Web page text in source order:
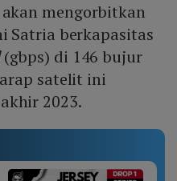
mengorbitkan
Satria berkapasitas
(gbps) di 146 bujur
satelit ini
2023.